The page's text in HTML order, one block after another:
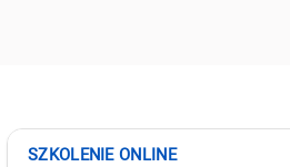
SZKOLENIE ONLINE